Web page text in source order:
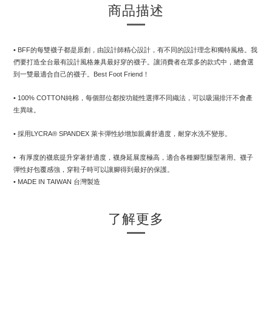
商品描述
• BFF的每雙襪子都是原創，由設計師精心設計，有不同的設計理念和獨特風格。我
們要打造全台最有設計風格兼具最好穿的襪子。讓消費者在眾多的款式中，總會選
到一雙最適合自己的襪子。Best Foot Friend！
• 100% COTTON純棉，每個部位都按功能性選擇不同織法，可以吸濕排汗不會產
生異味。
• 採用LYCRA® SPANDEX 萊卡彈性紗增加親膚舒適度，耐穿水洗不變形。
•  有厚度的襪底提升穿著舒適度，襪身延展度極高，適合各種腳型腿型著用。襪子
彈性好包覆感強，穿鞋子時可以讓腳得到最好的保護。
• MADE IN TAIWAN 台灣製造
了解更多